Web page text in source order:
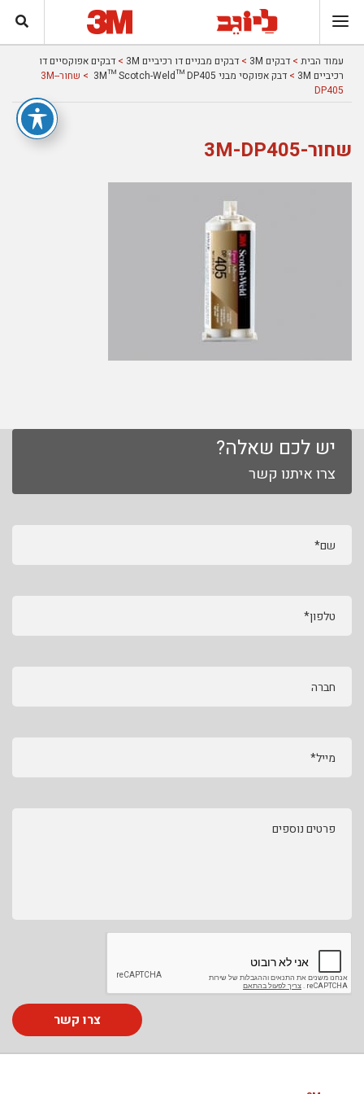
עמוד הבית > דבקים 3M > דבקים מבניים דו רכיביים 3M > דבקים אפוקסיים דו
רכיביים 3M
> דבק אפוקסי מבני 3M™ Scotch-Weld™ DP405
> שחור-3M-
DP405
שחור-3M-DP405
יש לכם שאלה?
צרו איתנו קשר
שם*
טלפון*
חברה
מייל*
פרטים נוספים
צרו קשר